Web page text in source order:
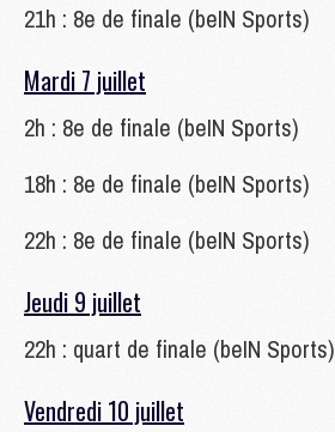
21h : 8e de finale (beIN Sports)
Mardi 7 juillet
2h : 8e de finale (beIN Sports)
18h : 8e de finale (beIN Sports)
22h : 8e de finale (beIN Sports)
Jeudi 9 juillet
22h : quart de finale (beIN Sports)
Vendredi 10 juillet